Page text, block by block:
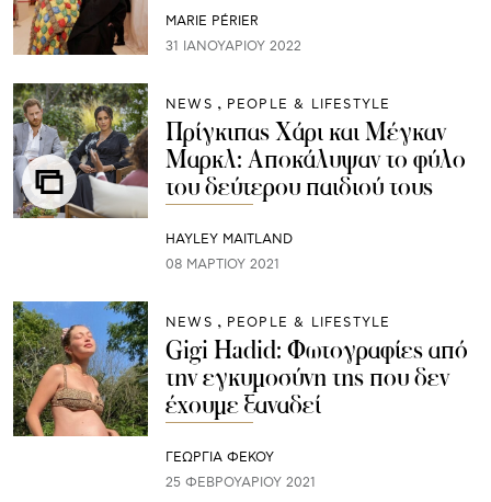
MARIE PÉRIER
31 ΙΑΝΟΥΑΡΊΟΥ 2022
NEWS PEOPLE & LIFESTYLE
Πρίγκιπας Χάρι και Μέγκαν
Μαρκλ: Αποκάλυψαν το φύλο
του δεύτερου παιδιού τους
HAYLEY MAITLAND
08 ΜΑΡΤΊΟΥ 2021
NEWS PEOPLE & LIFESTYLE
Gigi Hadid: Φωτογραφίες από
την εγκυμοσύνη της που δεν
έχουμε ξαναδεί
ΓΕΩΡΓΙΑ ΦΕΚΟΥ
25 ΦΕΒΡΟΥΑΡΊΟΥ 2021